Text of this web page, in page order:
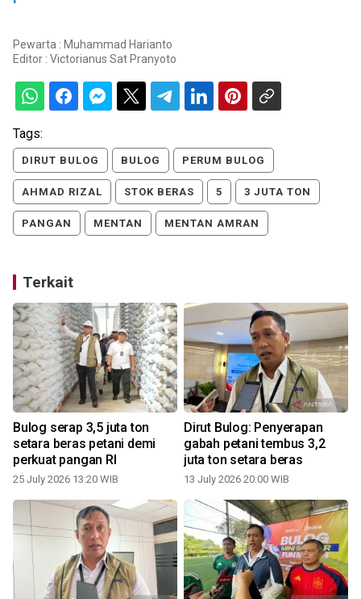
Pewarta : Muhammad Harianto
Editor : Victorianus Sat Pranyoto
Tags:
DIRUT BULOG BULOG PERUM BULOG
AHMAD RIZAL STOK BERAS 5 3 JUTA TON
PANGAN MENTAN MENTAN AMRAN
Terkait
Bulog serap 3,5 juta ton
setara beras petani demi
perkuat pangan RI
25 July 2026 13:20 WIB
Dirut Bulog: Penyerapan
gabah petani tembus 3,2
juta ton setara beras
13 July 2026 20:00 WIB